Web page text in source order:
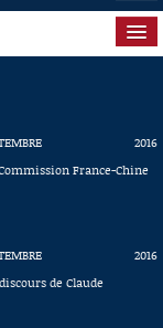
2016
France-Chine
2016
de Claude